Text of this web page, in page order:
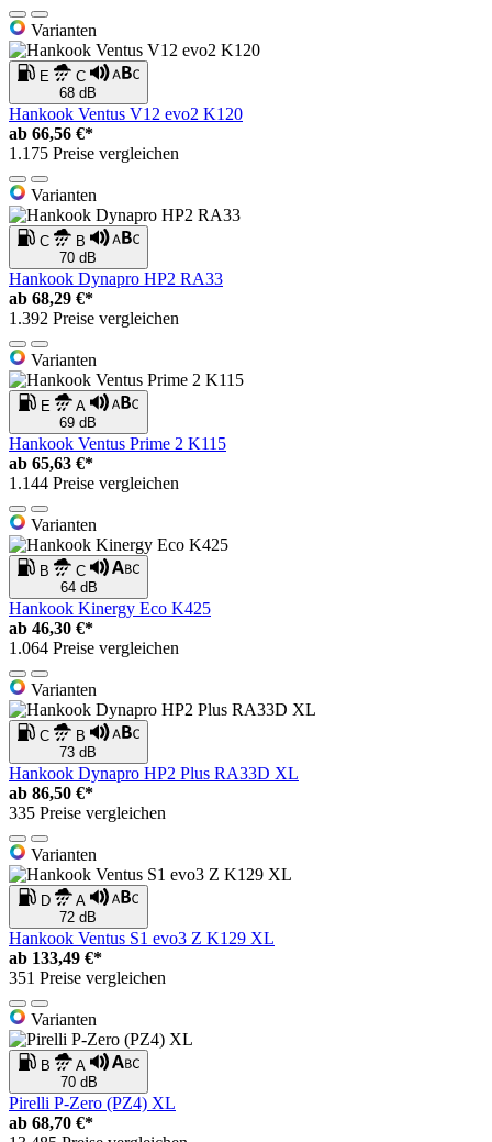
Varianten
E
C
68 dB
Hankook Ventus V12 evo2 K120
ab 66,56 €*
1.175 Preise vergleichen
Varianten
C
B
70 dB
Hankook Dynapro HP2 RA33
ab 68,29 €*
1.392 Preise vergleichen
Varianten
E
A
69 dB
Hankook Ventus Prime 2 K115
ab 65,63 €*
1.144 Preise vergleichen
Varianten
B
C
64 dB
Hankook Kinergy Eco K425
ab 46,30 €*
1.064 Preise vergleichen
Varianten
C
B
73 dB
Hankook Dynapro HP2 Plus RA33D XL
ab 86,50 €*
335 Preise vergleichen
Varianten
D
A
72 dB
Hankook Ventus S1 evo3 Z K129 XL
ab 133,49 €*
351 Preise vergleichen
Varianten
B
A
70 dB
Pirelli P-Zero (PZ4) XL
ab 68,70 €*